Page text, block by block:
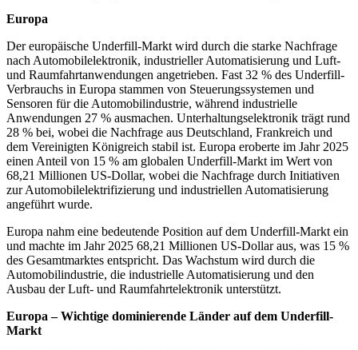
Europa
Der europäische Underfill-Markt wird durch die starke Nachfrage
nach Automobilelektronik, industrieller Automatisierung und Luft-
und Raumfahrtanwendungen angetrieben. Fast 32 % des Underfill-
Verbrauchs in Europa stammen von Steuerungssystemen und
Sensoren für die Automobilindustrie, während industrielle
Anwendungen 27 % ausmachen. Unterhaltungselektronik trägt rund
28 % bei, wobei die Nachfrage aus Deutschland, Frankreich und
dem Vereinigten Königreich stabil ist. Europa eroberte im Jahr 2025
einen Anteil von 15 % am globalen Underfill-Markt im Wert von
68,21 Millionen US-Dollar, wobei die Nachfrage durch Initiativen
zur Automobilelektrifizierung und industriellen Automatisierung
angeführt wurde.
Europa nahm eine bedeutende Position auf dem Underfill-Markt ein
und machte im Jahr 2025 68,21 Millionen US-Dollar aus, was 15 %
des Gesamtmarktes entspricht. Das Wachstum wird durch die
Automobilindustrie, die industrielle Automatisierung und den
Ausbau der Luft- und Raumfahrtelektronik unterstützt.
Europa – Wichtige dominierende Länder auf dem Underfill-
Markt